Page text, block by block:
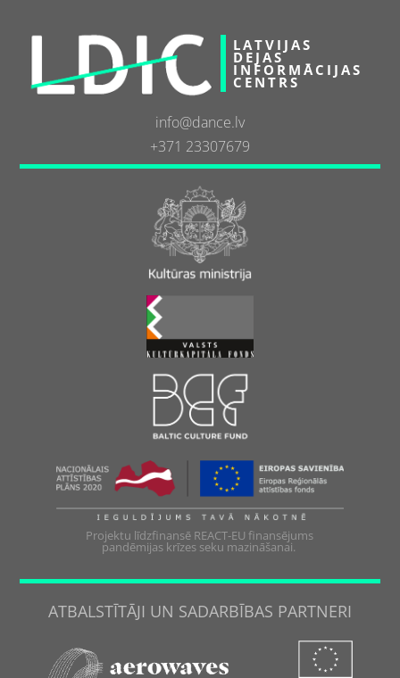
LATVIJAS
DEJAS
INFORMĀCIJAS
CENTRS
info@dance.lv
+371 23307679
Projektu līdzfinansē REACT-EU finansējums
pandēmijas krīzes seku mazināšanai.
ATBALSTĪTĀJI UN SADARBĪBAS PARTNERI